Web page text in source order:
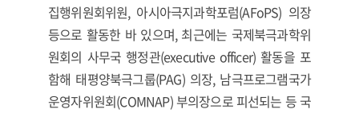
집행위원회위원, 아시아극지과학포럼(AFoPS) 의장
등으로 활동한 바 있으며, 최근에는 국제북극과학위
원회의 사무국 행정관(executive officer) 활동을 포
함해 태평양북극그룹(PAG) 의장, 남극프로그램국가
운영자위원회(COMNAP) 부의장으로 피선되는 등 국